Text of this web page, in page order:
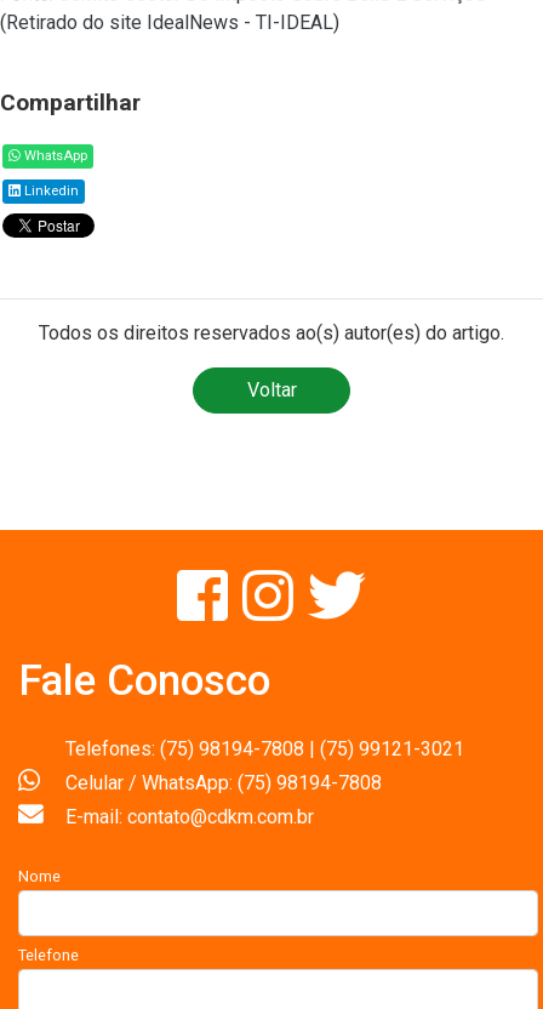
(Retirado do site IdealNews - TI-IDEAL)
Compartilhar
WhatsApp
Linkedin
Todos os direitos reservados ao(s) autor(es) do artigo.
Voltar
Fale Conosco
Telefones: (75) 98194-7808 | (75) 99121-3021
Celular / WhatsApp: (75) 98194-7808
E-mail: contato@cdkm.com.br
Nome
Telefone